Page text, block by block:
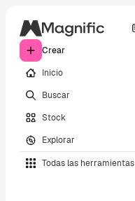
Crear
Inicio
Buscar
Stock
Explorar
Todas las herramientas